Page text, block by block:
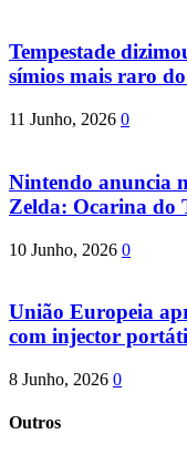
Tempestade
símios mais raro
11 Junho, 2026 0
Nintendo anuncia
Zelda: Ocarina do
10 Junho, 2026 0
União Europeia
com injector
8 Junho, 2026 0
Outros